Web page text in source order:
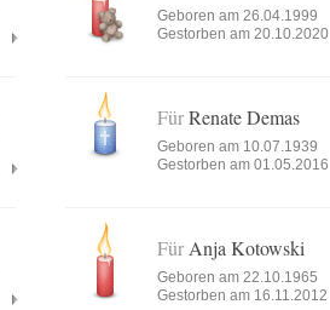
Geboren am 26.04.1999
Gestorben am 20.10.2020
FürRenate Demas
Geboren am 10.07.1939
Gestorben am 01.05.2016
Für Anja Kotowski
Geboren am 22.10.1965
Gestorben am 16.11.2012